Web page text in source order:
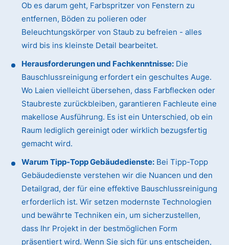
Ob es darum geht, Farbspritzer von Fenstern zu
entfernen, Böden zu polieren oder
Beleuchtungskörper von Staub zu befreien - alles
wird bis ins kleinste Detail bearbeitet.
Herausforderungen und Fachkenntnisse: Die
Bauschlussreinigung erfordert ein geschultes Auge.
Wo Laien vielleicht übersehen, dass Farbflecken oder
Staubreste zurückbleiben, garantieren Fachleute eine
makellose Ausführung. Es ist ein Unterschied, ob ein
Raum lediglich gereinigt oder wirklich bezugsfertig
gemacht wird.
Warum Tipp-Topp Gebäudedienste: Bei Tipp-Topp
Gebäudedienste verstehen wir die Nuancen und den
Detailgrad, der für eine effektive Bauschlussreinigung
erforderlich ist. Wir setzen modernste Technologien
und bewährte Techniken ein, um sicherzustellen,
dass Ihr Projekt in der bestmöglichen Form
präsentiert wird. Wenn Sie sich für uns entscheiden,